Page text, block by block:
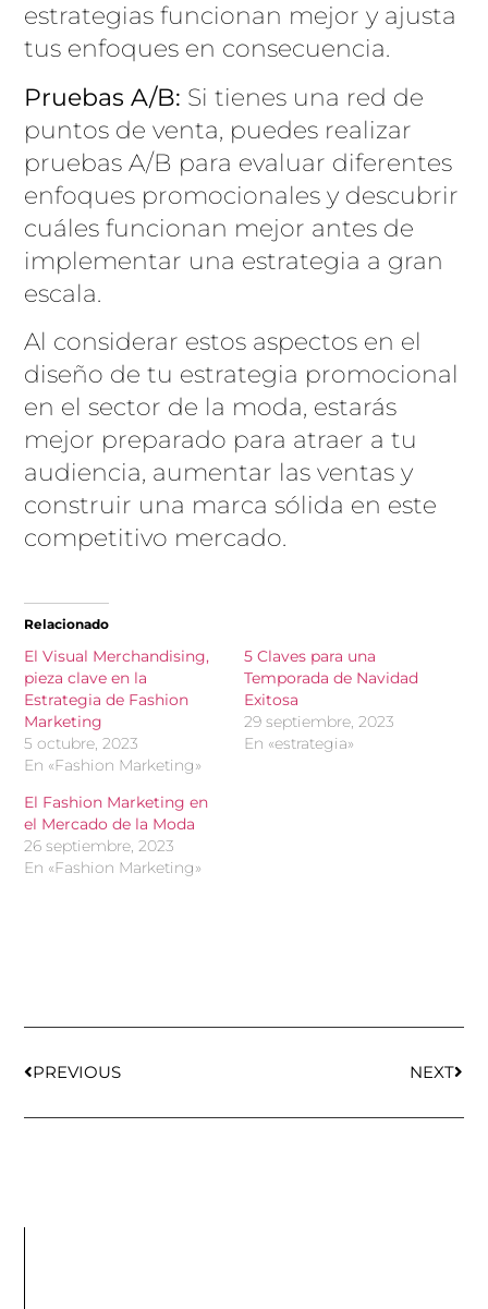
estrategias funcionan mejor y ajusta
tus enfoques en consecuencia.
Pruebas A/B: Si tienes una red de
puntos de venta, puedes realizar
pruebas A/B para evaluar diferentes
enfoques promocionales y descubrir
cuáles funcionan mejor antes de
implementar una estrategia a gran
escala.
Al considerar estos aspectos en el
diseño de tu estrategia promocional
en el sector de la moda, estarás
mejor preparado para atraer a tu
audiencia, aumentar las ventas y
construir una marca sólida en este
competitivo mercado.
Relacionado
El Visual Merchandising,
pieza clave en la
Estrategia de Fashion
Marketing
5 octubre, 2023
En «Fashion Marketing»
5 Claves para una
Temporada de Navidad
Exitosa
29 septiembre, 2023
En «estrategia»
El Fashion Marketing en
el Mercado de la Moda
26 septiembre, 2023
En «Fashion Marketing»
PREVIOUS NEXT